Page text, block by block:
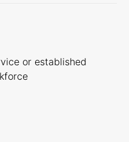
or established